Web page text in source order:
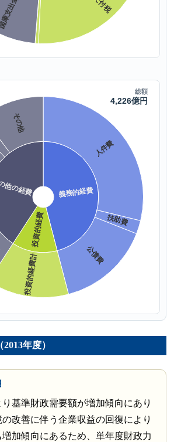
年度）
基準財政需要額が増加傾向にあり
改善に伴う企業収益の回復により
加傾向にあるため、単年度財政力